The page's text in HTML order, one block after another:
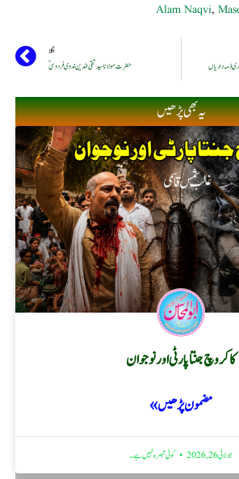
Alam Naqvi,
ذمہ داریاں
اگلا
حضرت مولانا سید تقی الدین ندوی فردوسیؒ
یہ بھی پڑھیں
کاکروچ جنتا پارٹی اور نوجوان
مضمون پڑھیں »
جولائی 26, 2026 کوئی تبصرہ نہیں ہے۔